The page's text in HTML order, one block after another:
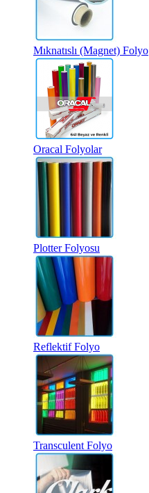
Mıknatıslı (Magnet) Folyo
Oracal Folyolar
Plotter Folyosu
Reflektif Folyo
Transculent Folyo